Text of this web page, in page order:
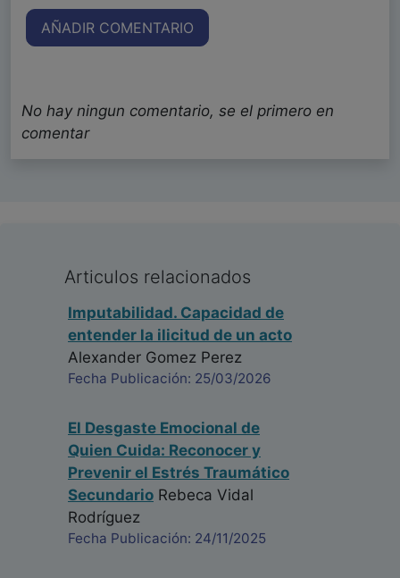
AÑADIR COMENTARIO
No hay ningun comentario, se el primero en
comentar
Articulos relacionados
Imputabilidad. Capacidad de
entender la ilicitud de un acto
Alexander Gomez Perez
Fecha Publicación: 25/03/2026
El Desgaste Emocional de
Quien Cuida: Reconocer y
Prevenir el Estrés Traumático
Secundario Rebeca Vidal
Rodríguez
Fecha Publicación: 24/11/2025